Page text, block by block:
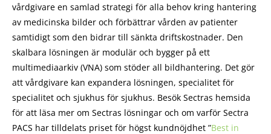
vårdgivare en samlad strategi för alla behov kring hantering
av medicinska bilder och förbättrar vården av patienter
samtidigt som den bidrar till sänkta driftskostnader. Den
skalbara lösningen är modulär och bygger på ett
multimediaarkiv (VNA) som stöder all bildhantering. Det gör
att vårdgivare kan expandera lösningen, specialitet för
specialitet och sjukhus för sjukhus. Besök Sectras hemsida
för att läsa mer om Sectras lösningar och om varför Sectra
PACS har tilldelats priset för högst kundnöjdhet ”Best in